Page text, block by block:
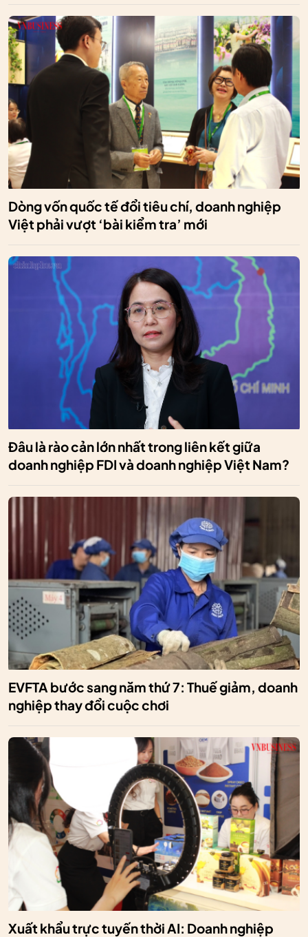
Dòng vốn quốc tế đổi tiêu chí, doanh nghiệp
Việt phải vượt ‘bài kiểm tra’ mới
Đâu là rào cản lớn nhất trong liên kết giữa
doanh nghiệp FDI và doanh nghiệp Việt Nam?
EVFTA bước sang năm thứ 7: Thuế giảm, doanh
nghiệp thay đổi cuộc chơi
Xuất khẩu trực tuyến thời AI: Doanh nghiệp